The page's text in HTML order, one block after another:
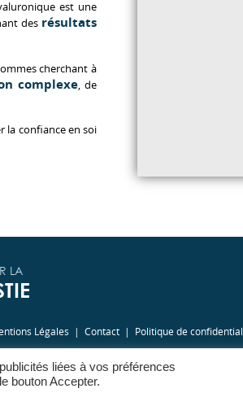
est une
des résultats
cherchant à
complexe, de
la confiance en soi
LA
Légales Contact Politique de
liées à vos préférences
bouton Accepter.